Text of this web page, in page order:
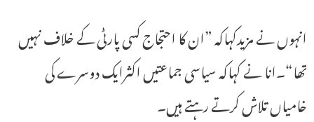
انہوں نے مزیدکہاکہ ”ان کا احتجاج کسی پارٹی کے خلاف نہیں
تھا“۔انا نے کہاکہ سیاسی جماعتیں اکثرایک دوسرے کی
خامیاں تلاش کرتے رہتے ہیں۔